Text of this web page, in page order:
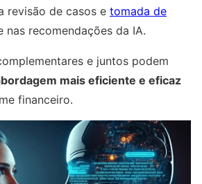
revisão de casos e tomada de
nas recomendações da IA.
e juntos podem
mais eficiente e eficaz
financeiro.